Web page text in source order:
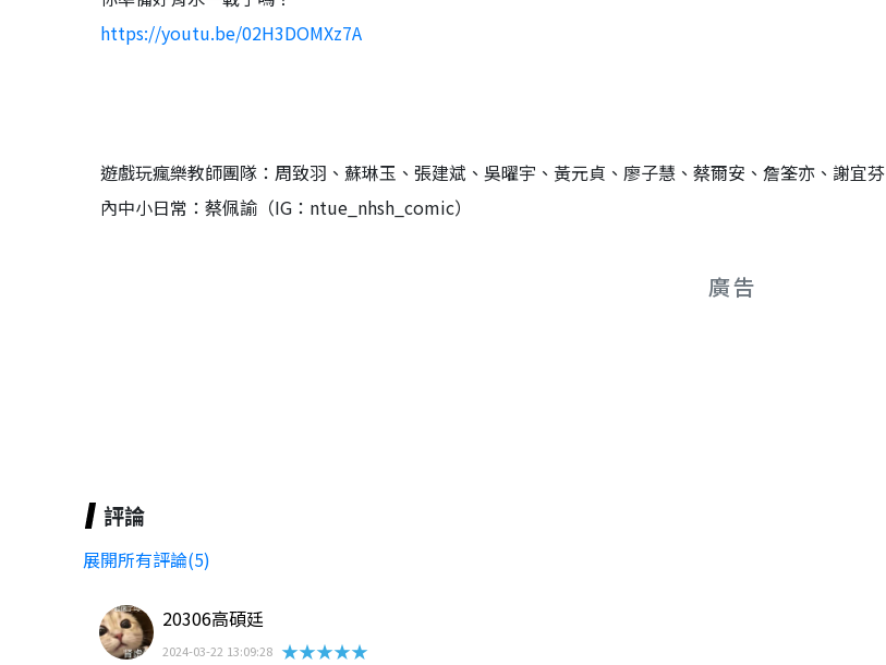
https://youtu.be/02H3DOMXz7A
遊戲玩瘋樂教師團隊：周致羽、蘇琳玉、張建斌、吳曜宇、黃元貞、廖子慧、蔡爾安、詹筌亦、謝宜芬
內中小日常：蔡佩諭（IG：ntue_nhsh_comic）
廣告
評論
展開所有評論(5)
20306高碩廷
2024-03-22 13:09:28 ★★★★★